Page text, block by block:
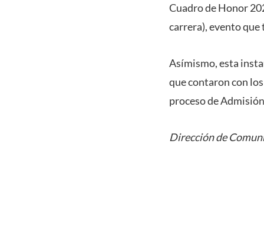
Cuadro de Honor
carrera), evento que
Asímismo, esta
que contaron con
proceso de
Dirección de